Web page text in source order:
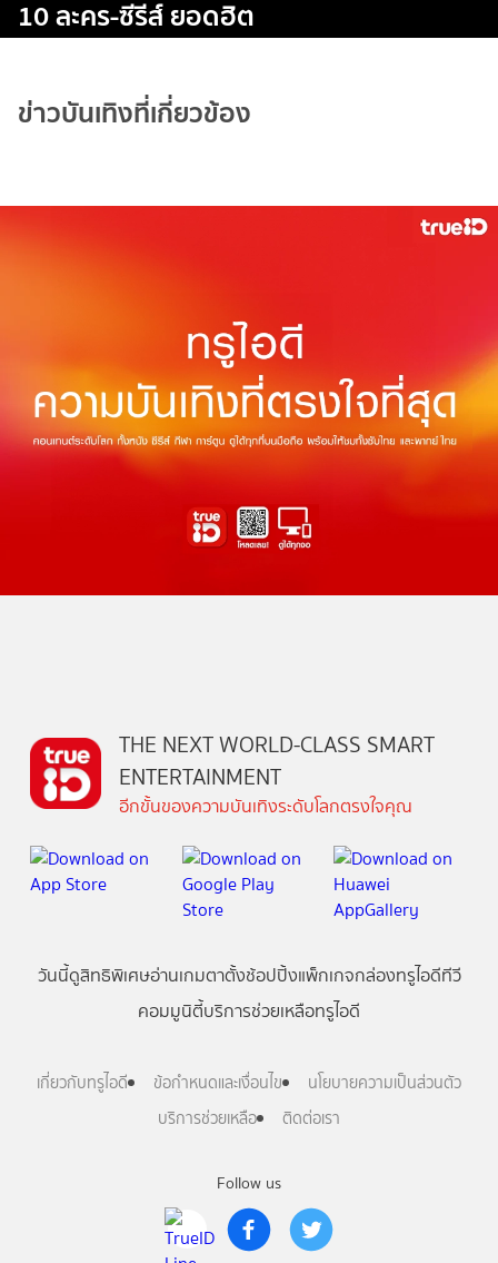
10 ละคร-ซีรีส์ ยอดฮิต
ข่าวบันเทิงที่เกี่ยวข้อง
Follow us
THE NEXT WORLD-CLASS SMART
ENTERTAINMENT
อีกขั้นของความบันเทิงระดับโลกตรงใจคุณ
วันนี้ดูสิทธิพิเศษอ่านเกมตาตั้งช้อปปิ้งแพ็กเกจกล่องทรูไอดีทีวี
คอมมูนิตี้บริการช่วยเหลือทรูไอดี
เกี่ยวกับทรูไอดี ข้อกำหนดและเงื่อนไข
นโยบายความเป็นส่วนตัว
บริการช่วยเหลือ
ติดต่อเรา